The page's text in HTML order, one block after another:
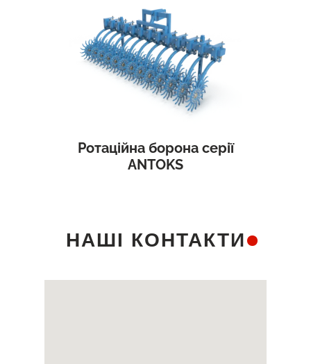
Ротаційна борона серії
ANTOKS
НАШІ КОНТАКТИ